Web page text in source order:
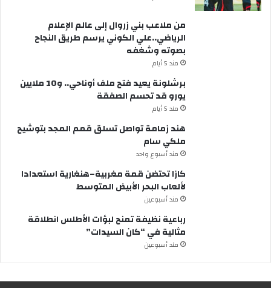
من ملاعب بني زروال إلى عالم الإعلام
الرياضي..علي الكوني يرسم طريق النجاح
بصوته وشغفه
مند 5 أيام
برشلونة يعيد فتح ملف أوناحي.. و10 ملايين
يورو قد تحسم الصفقة
مند 5 أيام
هند زمامة تواصل تسلق قمم المجد بتوشيح
ملكي سام
مند أسبوع واحد
كازا تحتضن قمة مغربية–هنغارية استعدادا
لألعاب البحر الأبيض المتوسط
مند أسبوعين
رباعية نظيفة تمنح لبؤات الأطلس انطلاقة
مثالية في “كان السيدات”
مند أسبوعين